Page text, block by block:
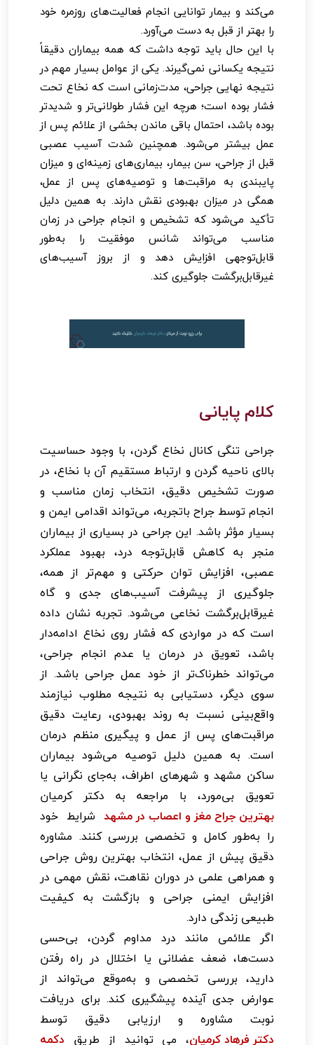
می‌کند و بیمار توانایی انجام فعالیت‌های روزمره خود
را بهتر از قبل به دست می‌آورد.
با این حال باید توجه داشت که همه بیماران دقیقاً
نتیجه یکسانی نمی‌گیرند. یکی از عوامل بسیار مهم در
نتیجه نهایی جراحی، مدت‌زمانی است که نخاع تحت
فشار بوده است؛ هرچه این فشار طولانی‌تر و شدیدتر
بوده باشد، احتمال باقی ماندن بخشی از علائم پس از
عمل بیشتر می‌شود. همچنین شدت آسیب عصبی
قبل از جراحی، سن بیمار، بیماری‌های زمینه‌ای و میزان
پایبندی به مراقبت‌ها و توصیه‌های پس از عمل،
همگی در میزان بهبودی نقش دارند. به همین دلیل
تأکید می‌شود که تشخیص و انجام جراحی در زمان
مناسب می‌تواند شانس موفقیت را به‌طور
قابل‌توجهی افزایش دهد و از بروز آسیب‌های
غیرقابل‌برگشت جلوگیری کند.
کلام پایانی
جراحی تنگی کانال نخاع گردن، با وجود حساسیت
بالای ناحیه گردن و ارتباط مستقیم آن با نخاع، در
صورت تشخیص دقیق، انتخاب زمان مناسب و
انجام توسط جراح باتجربه، می‌تواند اقدامی ایمن و
بسیار مؤثر باشد. این جراحی در بسیاری از بیماران
منجر به کاهش قابل‌توجه درد، بهبود عملکرد
عصبی، افزایش توان حرکتی و مهم‌تر از همه،
جلوگیری از پیشرفت آسیب‌های جدی و گاه
غیرقابل‌برگشت نخاعی می‌شود. تجربه نشان داده
است که در مواردی که فشار روی نخاع ادامه‌دار
باشد، تعویق در درمان یا عدم انجام جراحی،
می‌تواند خطرناک‌تر از خود عمل جراحی باشد. از
سوی دیگر، دستیابی به نتیجه مطلوب نیازمند
واقع‌بینی نسبت به روند بهبودی، رعایت دقیق
مراقبت‌های پس از عمل و پیگیری منظم درمان
است. به همین دلیل توصیه می‌شود بیماران
ساکن مشهد و شهرهای اطراف، به‌جای نگرانی یا
تعویق بی‌مورد، با مراجعه به دکتر کرمیان
بهترین جراح مغز و اعصاب در مشهد شرایط خود
را به‌طور کامل و تخصصی بررسی کنند. مشاوره
دقیق پیش از عمل، انتخاب بهترین روش جراحی
و همراهی علمی در دوران نقاهت، نقش مهمی در
افزایش ایمنی جراحی و بازگشت به کیفیت
طبیعی زندگی دارد.
اگر علائمی مانند درد مداوم گردن، بی‌حسی
دست‌ها، ضعف عضلانی یا اختلال در راه رفتن
دارید، بررسی تخصصی و به‌موقع می‌تواند از
عوارض جدی آینده پیشگیری کند. برای دریافت
نوبت مشاوره و ارزیابی دقیق توسط
دکتر فرهاد کرمیان، می توانید از طریق دکمه